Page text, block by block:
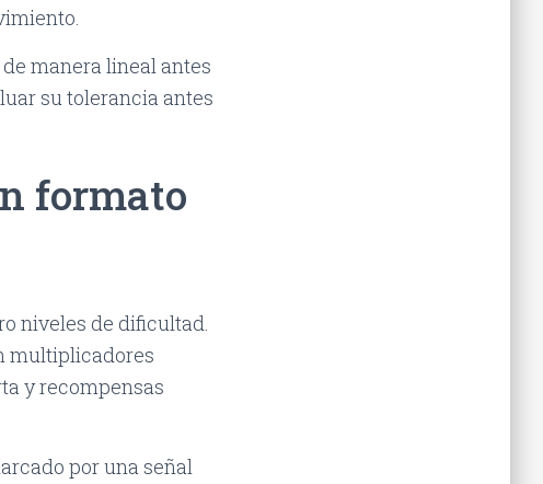
manera lineal antes
su tolerancia antes
formato
niveles de dificultad.
multiplicadores
y recompensas
por una señal